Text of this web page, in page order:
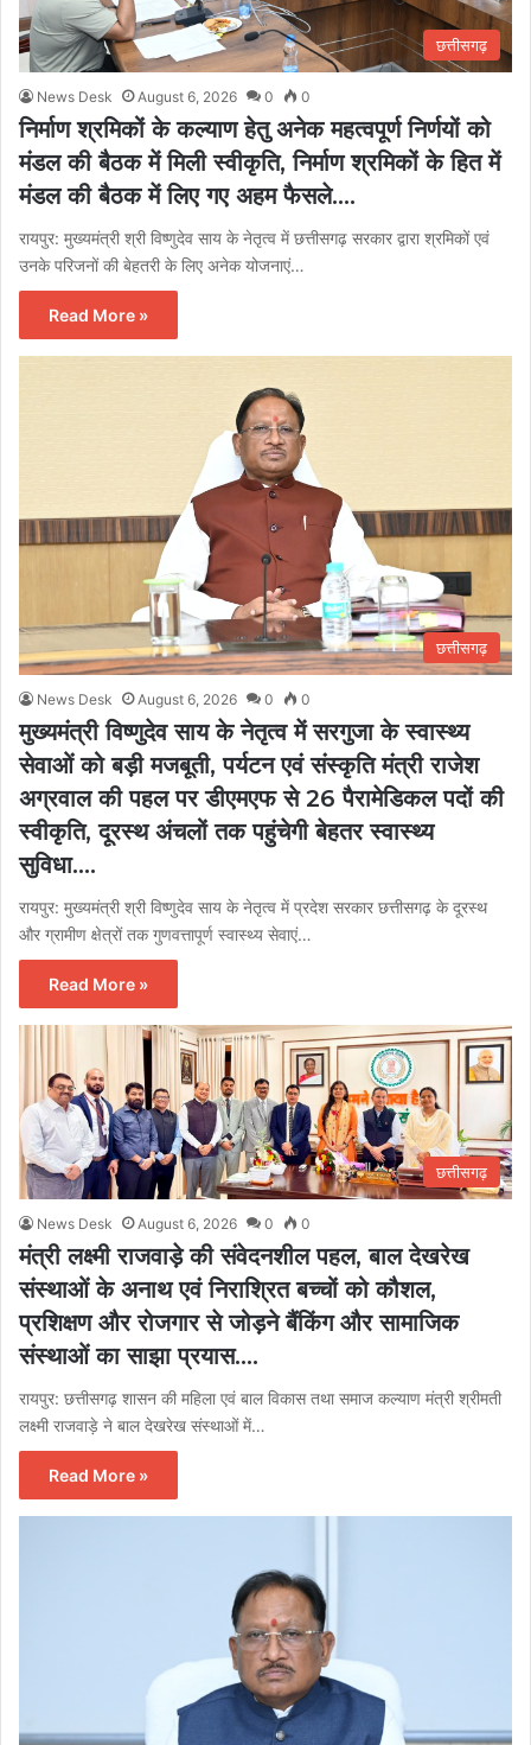
छत्तीसगढ़
News Desk August 6, 2026 0 0
निर्माण श्रमिकों के कल्याण हेतु अनेक महत्वपूर्ण निर्णयों को
मंडल की बैठक में मिली स्वीकृति, निर्माण श्रमिकों के हित में
मंडल की बैठक में लिए गए अहम फैसले….
रायपुर: मुख्यमंत्री श्री विष्णुदेव साय के नेतृत्व में छत्तीसगढ़ सरकार द्वारा श्रमिकों एवं
उनके परिजनों की बेहतरी के लिए अनेक योजनाएं…
Read More »
छत्तीसगढ़
News Desk August 6, 2026 0 0
मुख्यमंत्री विष्णुदेव साय के नेतृत्व में सरगुजा के स्वास्थ्य
सेवाओं को बड़ी मजबूती, पर्यटन एवं संस्कृति मंत्री राजेश
अग्रवाल की पहल पर डीएमएफ से 26 पैरामेडिकल पदों की
स्वीकृति, दूरस्थ अंचलों तक पहुंचेगी बेहतर स्वास्थ्य
सुविधा….
रायपुर: मुख्यमंत्री श्री विष्णुदेव साय के नेतृत्व में प्रदेश सरकार छत्तीसगढ़ के दूरस्थ
और ग्रामीण क्षेत्रों तक गुणवत्तापूर्ण स्वास्थ्य सेवाएं…
Read More »
छत्तीसगढ़
News Desk August 6, 2026 0 0
मंत्री लक्ष्मी राजवाड़े की संवेदनशील पहल, बाल देखरेख
संस्थाओं के अनाथ एवं निराश्रित बच्चों को कौशल,
प्रशिक्षण और रोजगार से जोड़ने बैंकिंग और सामाजिक
संस्थाओं का साझा प्रयास….
रायपुर: छत्तीसगढ़ शासन की महिला एवं बाल विकास तथा समाज कल्याण मंत्री श्रीमती
लक्ष्मी राजवाड़े ने बाल देखरेख संस्थाओं में…
Read More »